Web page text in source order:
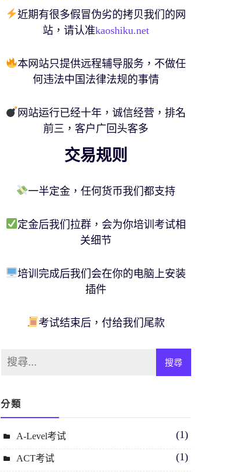
近期有很多假冒伪劣的拷贝我们的网
站，请认准kaoshiku.net
本网站只提供远程辅导服务，不做任
何违法中国法律法规的事情
网站运行已经十年，诚信经营，排名
前三，客户广回头客多
交易规则
一半定金，任何货币我们都支持
定金后我们拉群，会为你培训考试相
关细节
培训完成后我们会在你的电脑上安装
插件
考试结束后，付给我们尾款
分類
A-Level考试 (1)
ACT考试 (1)